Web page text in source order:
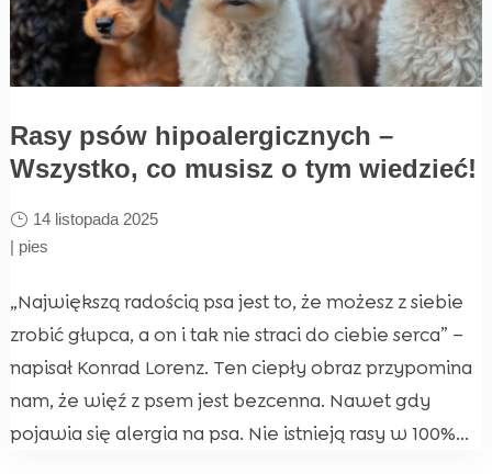
Rasy psów hipoalergicznych –
Wszystko, co musisz o tym wiedzieć!
14 listopada 2025
| pies
„Największą radością psa jest to, że możesz z siebie
zrobić głupca, a on i tak nie straci do ciebie serca” –
napisał Konrad Lorenz. Ten ciepły obraz przypomina
nam, że więź z psem jest bezcenna. Nawet gdy
pojawia się alergia na psa. Nie istnieją rasy w 100%...